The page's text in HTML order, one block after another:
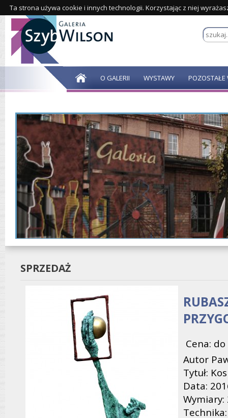
Ta strona używa cookie i innych technologii. Korzystając z niej
O GALERII WYSTAWY POZOSTAŁE
SPRZEDAŻ
Cena:
Autor
Tytuł:
Data:
Wymiary: